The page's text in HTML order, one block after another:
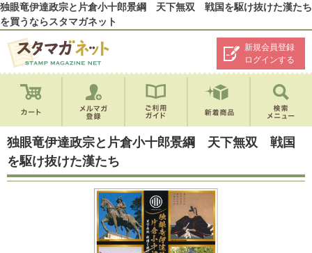
独眼竜伊達政宗と片倉小十郎景綱 天下無双 戦国を駆け抜けた漢たち
を買うならスタマガネット
新規会員登録
ログインする
独眼竜伊達政宗と片倉小十郎景綱 天下無双 戦国
を駆け抜けた漢たち